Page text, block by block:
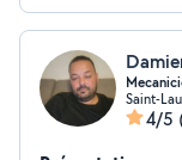
Saint-
4/5